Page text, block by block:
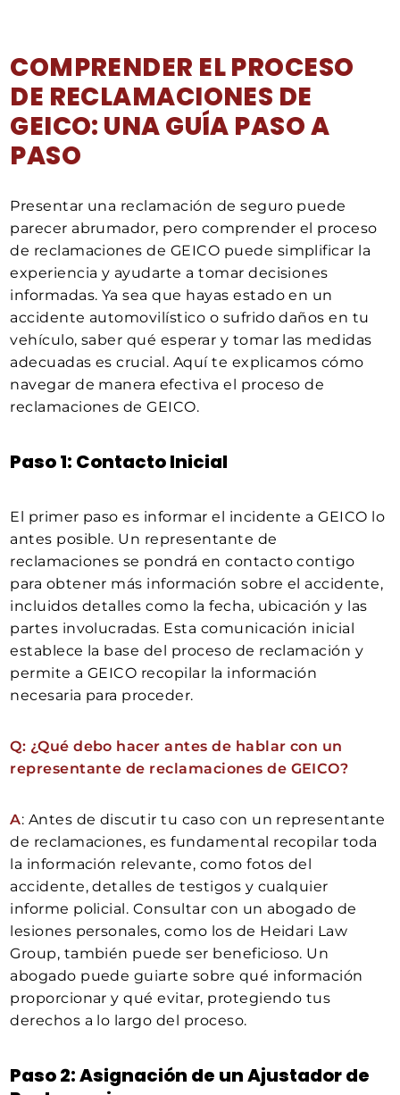
COMPRENDER EL PROCESO
DE RECLAMACIONES DE
GEICO: UNA GUÍA PASO A
PASO
Presentar una reclamación de seguro puede
parecer abrumador, pero comprender el proceso
de reclamaciones de GEICO puede simplificar la
experiencia y ayudarte a tomar decisiones
informadas. Ya sea que hayas estado en un
accidente automovilístico o sufrido daños en tu
vehículo, saber qué esperar y tomar las medidas
adecuadas es crucial. Aquí te explicamos cómo
navegar de manera efectiva el proceso de
reclamaciones de GEICO.
Paso 1: Contacto Inicial
El primer paso es informar el incidente a GEICO lo
antes posible. Un representante de
reclamaciones se pondrá en contacto contigo
para obtener más información sobre el accidente,
incluidos detalles como la fecha, ubicación y las
partes involucradas. Esta comunicación inicial
establece la base del proceso de reclamación y
permite a GEICO recopilar la información
necesaria para proceder.
Q: ¿Qué debo hacer antes de hablar con un
representante de reclamaciones de GEICO?
A: Antes de discutir tu caso con un representante
de reclamaciones, es fundamental recopilar toda
la información relevante, como fotos del
accidente, detalles de testigos y cualquier
informe policial. Consultar con un abogado de
lesiones personales, como los de Heidari Law
Group, también puede ser beneficioso. Un
abogado puede guiarte sobre qué información
proporcionar y qué evitar, protegiendo tus
derechos a lo largo del proceso.
Paso 2: Asignación de un Ajustador de